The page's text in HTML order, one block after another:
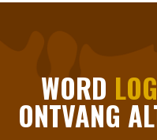
WORD
ONTVANG